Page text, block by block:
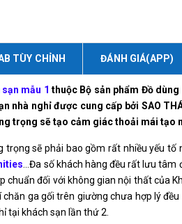
TÙY CHỈNH ĐÁNH GIÁ(APP)
mẫu 1 thuộc Bộ sản phẩm Đồ
nhà nghỉ được cung cấp bởi SAO
trọng sẽ tạo cảm giác thoải mái tạo
trọng sẽ phải bao gồm rất nhiều yếu
...Đa số khách hàng đều rất lưu
chuẩn đối với không gian nội thất của
chăn ga gối trên giường chưa hợp lý
tại khách sạn lần thứ 2.